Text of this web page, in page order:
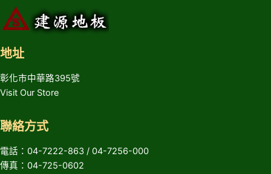
地址
彰化市中華路395號
Visit Our Store
聯絡方式
電話：04-7222-863 / 04-7256-000
傳真：04-725-0602